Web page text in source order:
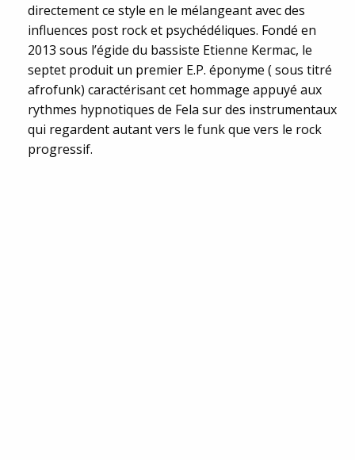
directement ce style en le mélangeant avec des
influences post rock et psychédéliques. Fondé en
2013 sous l’égide du bassiste Etienne Kermac, le
septet produit un premier E.P. éponyme ( sous titré
afrofunk) caractérisant cet hommage appuyé aux
rythmes hypnotiques de Fela sur des instrumentaux
qui regardent autant vers le funk que vers le rock
progressif.